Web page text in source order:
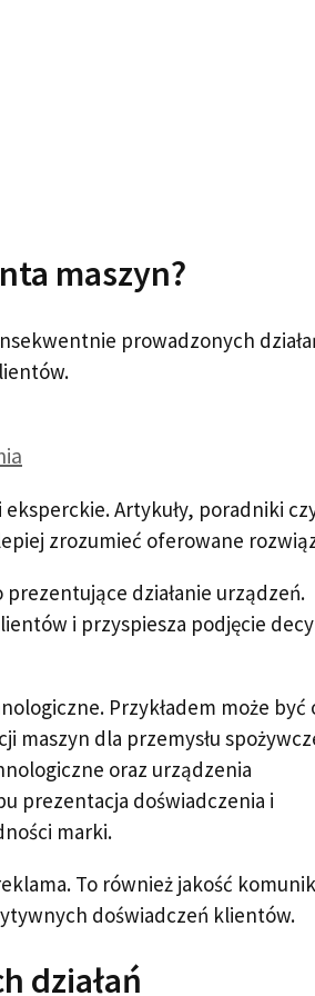
maszyn?
prowadzonych
Artykuły, poradniki
zrozumieć oferowane
działanie urządzeń.
i przyspiesza podjęcie
Przykładem może być
maszyn dla przemysłu
oraz urządzenia
prezentacja doświadczenia i
marki.
To również jakość
doświadczeń klientów.
działań